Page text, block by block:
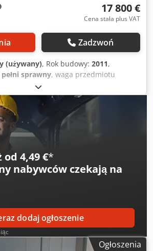
17 800 €
Cena stała plus VAT
Zadzwoń
(używany), Rok budowy: 2011,
sprawny, waga przedmiotu
, całkowita szerokość:
700 mm, Uniwersalna wyważarka
od 10g - 5kg Dkedpeuh Svpsfx
od 4,49 €*
nabywców czekają na
dodaj ogłoszenie
Ogłoszenia